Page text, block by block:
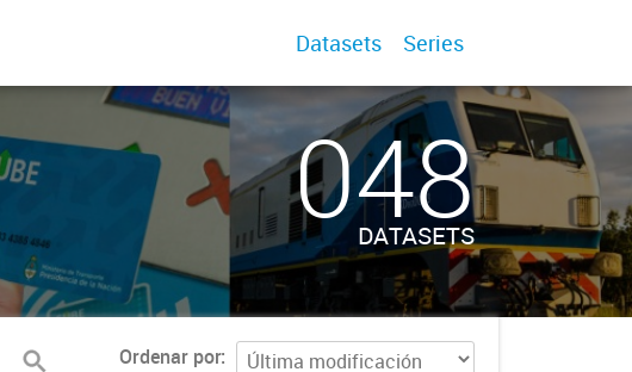
Datasets Series
048
DATASETS
Ordenar por